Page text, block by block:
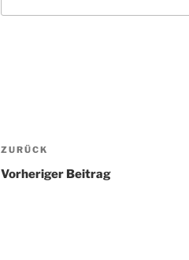
Beitragsnavigation
Vorheriger
Beitrag
ZURÜCK
Vorheriger Beitrag